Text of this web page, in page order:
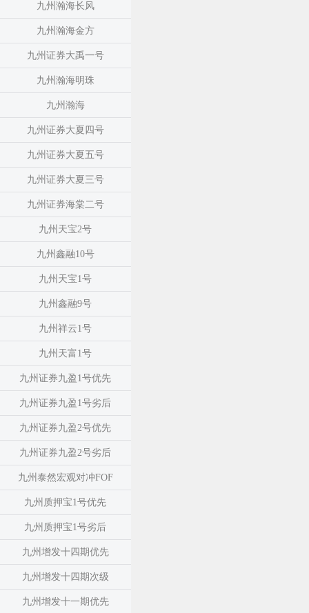
九州瀚海长风
九州瀚海金方
九州证券大禹一号
九州瀚海明珠
九州瀚海
九州证券大夏四号
九州证券大夏五号
九州证券大夏三号
九州证券海棠二号
九州天宝2号
九州鑫融10号
九州天宝1号
九州鑫融9号
九州祥云1号
九州天富1号
九州证券九盈1号优先
九州证券九盈1号劣后
九州证券九盈2号优先
九州证券九盈2号劣后
九州泰然宏观对冲FOF
九州质押宝1号优先
九州质押宝1号劣后
九州增发十四期优先
九州增发十四期次级
九州增发十一期优先